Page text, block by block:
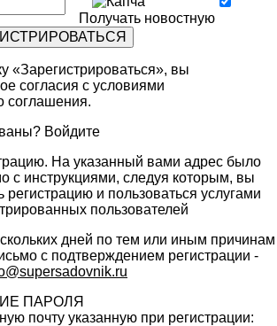
Получать новостную
«Зарегистрироваться», вы
согласия с условиями
соглашения.
Войдите
На указанный вами адрес было
с инструкциями, следуя которым, вы
регистрацию и пользоваться услугами
пользователей
дней по тем или иным причинам
с подтверждением регистрации -
ПАРОЛЯ
почту указанную при регистрации: